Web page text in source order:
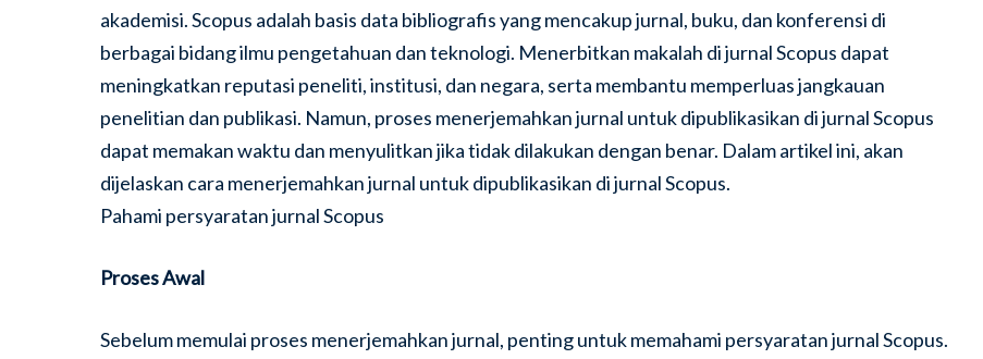
akademisi. Scopus adalah basis data bibliografis yang mencakup jurnal, buku, dan konferensi di
berbagai bidang ilmu pengetahuan dan teknologi. Menerbitkan makalah di jurnal Scopus dapat
meningkatkan reputasi peneliti, institusi, dan negara, serta membantu memperluas jangkauan
penelitian dan publikasi. Namun, proses menerjemahkan jurnal untuk dipublikasikan di jurnal Scopus
dapat memakan waktu dan menyulitkan jika tidak dilakukan dengan benar. Dalam artikel ini, akan
dijelaskan cara menerjemahkan jurnal untuk dipublikasikan di jurnal Scopus.
Pahami persyaratan jurnal Scopus
Proses Awal
Sebelum memulai proses menerjemahkan jurnal, penting untuk memahami persyaratan jurnal Scopus.